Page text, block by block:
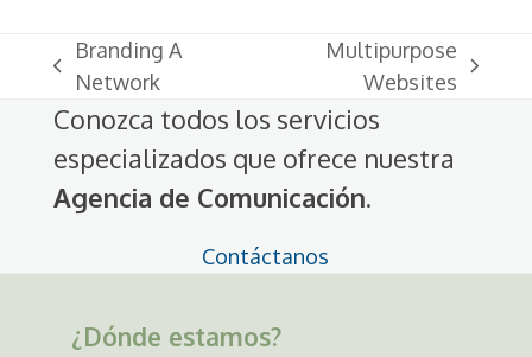
previous
post:
Branding A
Network
post:
Multipurpose
Websites
Conozca todos los servicios
especializados que ofrece nuestra
Agencia de Comunicación.
Contáctanos
¿Dónde estamos?